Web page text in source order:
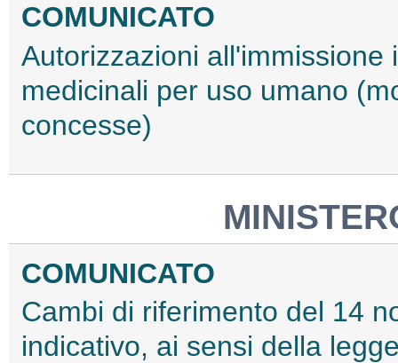
COMUNICATO
Autorizzazioni
medicinali per uso umano
concesse)
COMUNICATO
Cambi di riferimento del 14
indicativo, ai sensi della